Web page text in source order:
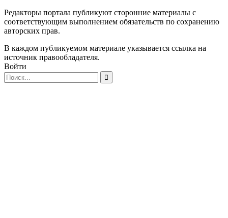
Редакторы портала публикуют сторонние материалы с
соответствующим выполнением обязательств по сохранению
авторских прав.
В каждом публикуемом материале указывается ссылка на
источник правообладателя.
Войти